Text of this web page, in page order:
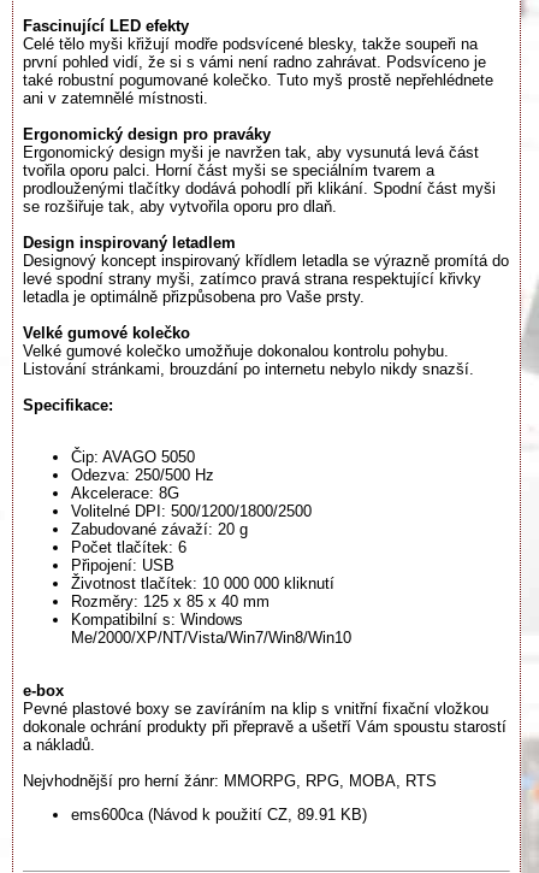
Fascinující LED efekty
Celé tělo myši křižují modře podsvícené blesky, takže soupeři na
první pohled vidí, že si s vámi není radno zahrávat. Podsvíceno je
také robustní pogumované kolečko. Tuto myš prostě nepřehlédnete
ani v zatemnělé místnosti.
Ergonomický design pro praváky
Ergonomický design myši je navržen tak, aby vysunutá levá část
tvořila oporu palci. Horní část myši se speciálním tvarem a
prodlouženými tlačítky dodává pohodlí při klikání. Spodní část myši
se rozšiřuje tak, aby vytvořila oporu pro dlaň.
Design inspirovaný letadlem
Designový koncept inspirovaný křídlem letadla se výrazně promítá do
levé spodní strany myši, zatímco pravá strana respektující křivky
letadla je optimálně přizpůsobena pro Vaše prsty.
Velké gumové kolečko
Velké gumové kolečko umožňuje dokonalou kontrolu pohybu.
Listování stránkami, brouzdání po internetu nebylo nikdy snazší.
Specifikace:
Čip: AVAGO 5050
Odezva: 250/500 Hz
Akcelerace: 8G
Volitelné DPI: 500/1200/1800/2500
Zabudované závaží: 20 g
Počet tlačítek: 6
Připojení: USB
Životnost tlačítek: 10 000 000 kliknutí
Rozměry: 125 x 85 x 40 mm
Kompatibilní s: Windows
Me/2000/XP/NT/Vista/Win7/Win8/Win10
e-box
Pevné plastové boxy se zavíráním na klip s vnitřní fixační vložkou
dokonale ochrání produkty při přepravě a ušetří Vám spoustu starostí
a nákladů.
Nejvhodnější pro herní žánr: MMORPG, RPG, MOBA, RTS
ems600ca (Návod k použití CZ, 89.91 KB)